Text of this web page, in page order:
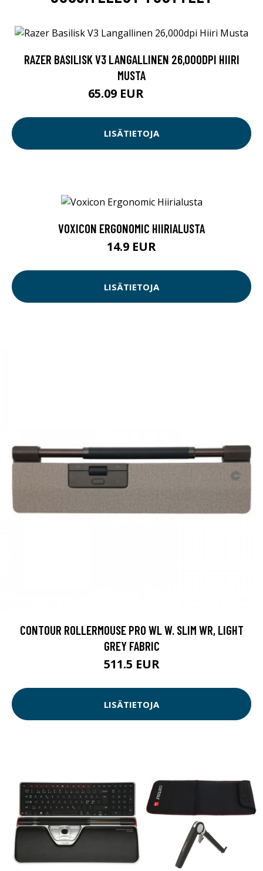
RAZER BASILISK V3 LANGALLINEN 26,000DPI HIIRI
MUSTA
65.09 EUR
LISÄTIETOJA
VOXICON ERGONOMIC HIIRIALUSTA
14.9 EUR
LISÄTIETOJA
CONTOUR ROLLERMOUSE PRO WL W. SLIM WR, LIGHT
GREY FABRIC
511.5 EUR
LISÄTIETOJA